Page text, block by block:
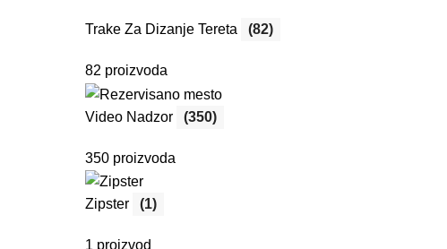
Trake Za Dizanje Tereta (82)
82 proizvoda
Video Nadzor (350)
350 proizvoda
Zipster (1)
1 proizvod